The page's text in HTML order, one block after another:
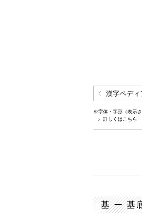
漢字ペディ
※字体・字形（表示さ
詳しくはこちら
基 ー 基